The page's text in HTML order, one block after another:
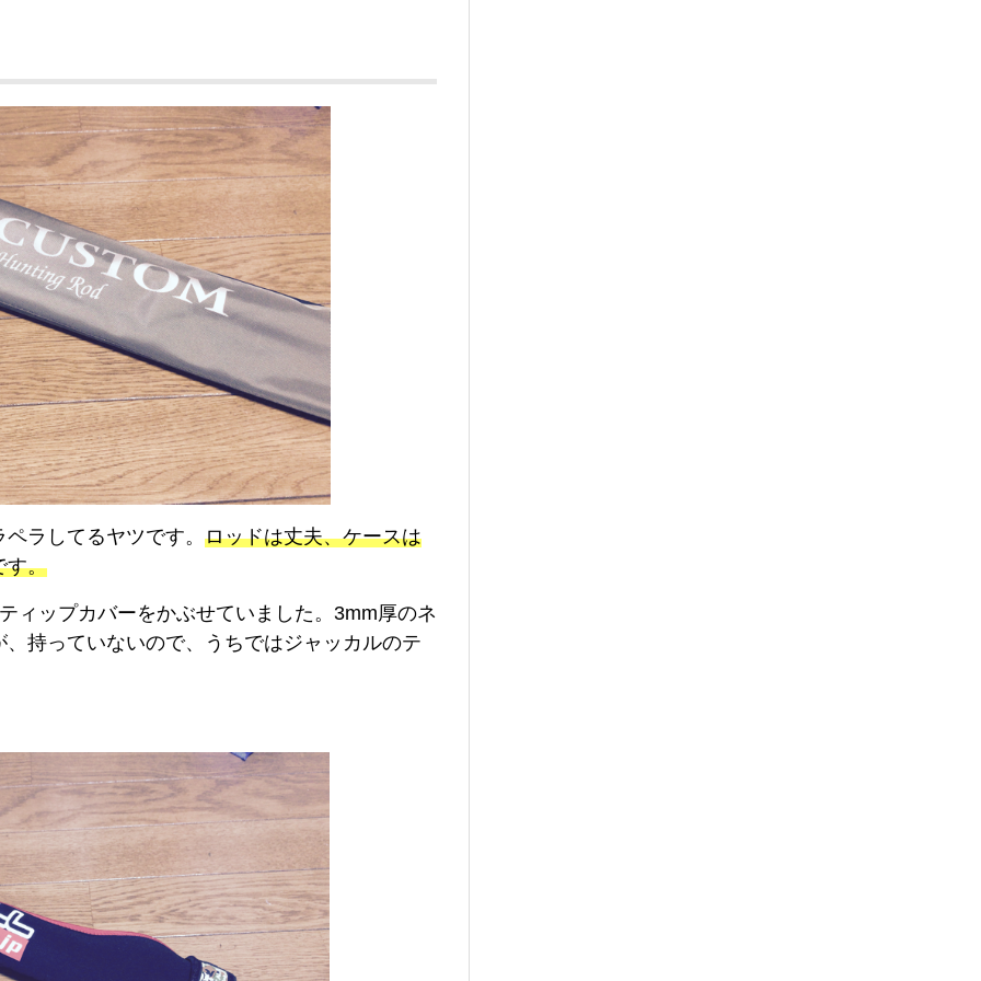
ラしてるヤツです。 ロッドは丈夫、ケースは
す。
ィップカバーをかぶせていました。3mm厚のネ
持っていないので、うちではジャッカルのテ